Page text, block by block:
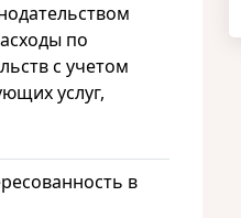
по
с учетом
услуг,
в